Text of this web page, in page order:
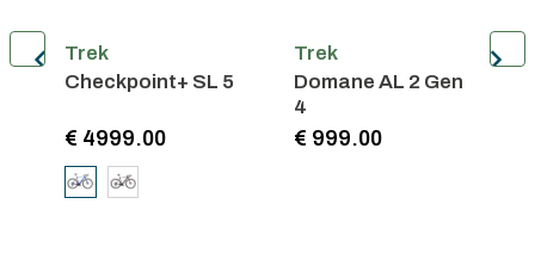
Trek
Checkpoint+ SL 5
€ 4999.00
Trek
Domane AL 2 Gen
4
€ 999.00